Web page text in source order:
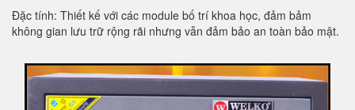
Đặc tính: Thiết kế với các module bố trí khoa học, đảm bảm
không gian lưu trữ rộng rãi nhưng vẫn đảm bảo an toàn bảo mật.